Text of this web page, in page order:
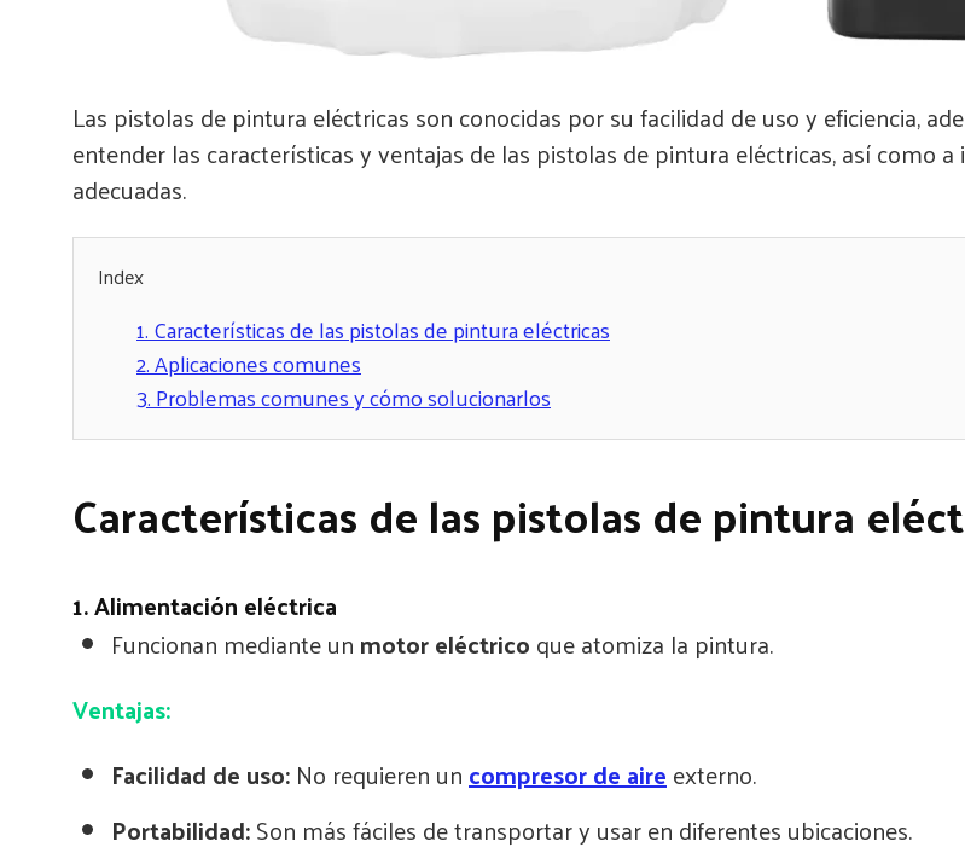
Las pistolas de pintura eléctricas son conocidas por su facilidad de uso y eficiencia,
entender las características y ventajas de las pistolas de pintura eléctricas, así como
adecuadas.
Index
1.Características de las pistolas de pintura eléctricas
2.Aplicaciones comunes
3.Problemas comunes y cómo solucionarlos
Características de las pistolas de pintura
1. Alimentación eléctrica
Funcionan mediante unmotor eléctricoque atomiza la pintura.
Ventajas:
Facilidad de uso:No requieren uncompresor de aireexterno.
Portabilidad:Son más fáciles de transportar y usar en diferentes ubicaciones.